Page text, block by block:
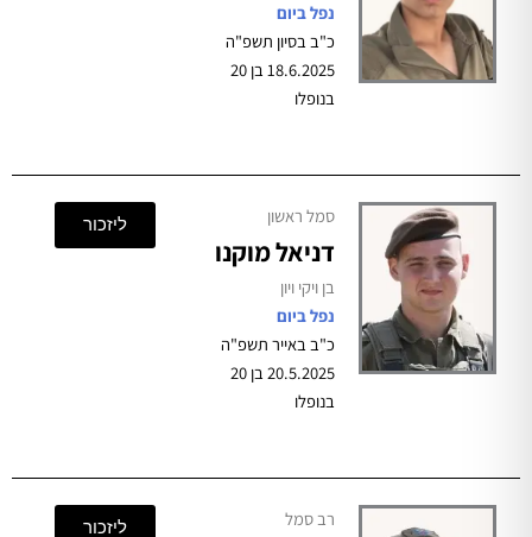
נפל ביום
כ"ב בסיון תשפ"ה
18.6.2025 בן 20
סמל ראשון
דניאל מוקנו
בן ויקי ויון
נפל ביום
כ"ב באייר תשפ"ה
20.5.2025 בן 20